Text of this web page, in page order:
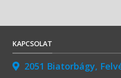
KAPCSOLAT
2051 Biatorbágy,